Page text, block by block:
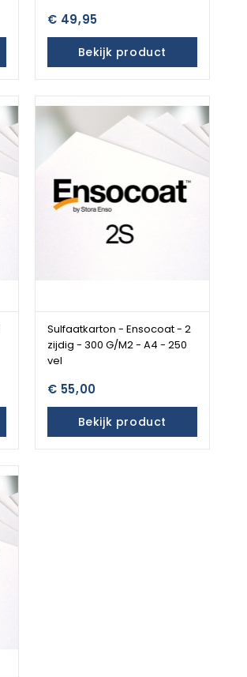
€ 49,95
Bekijk product
Sulfaatkarton - Ensocoat - 2
zijdig - 300 G/M2 - A4 - 250
vel
€ 55,00
Bekijk product